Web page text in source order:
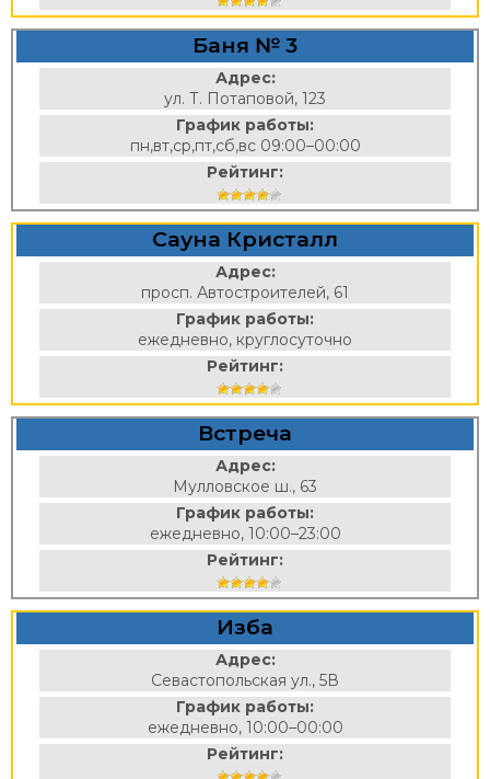
Баня № 3
Адрес:
ул. Т. Потаповой, 123
График работы:
пн,вт,ср,пт,сб,вс 09:00–00:00
Рейтинг:
Сауна Кристалл
Адрес:
просп. Автостроителей, 61
График работы:
ежедневно, круглосуточно
Рейтинг:
Встреча
Адрес:
Мулловское ш., 63
График работы:
ежедневно, 10:00–23:00
Рейтинг:
Изба
Адрес:
Севастопольская ул., 5В
График работы:
ежедневно, 10:00–00:00
Рейтинг: